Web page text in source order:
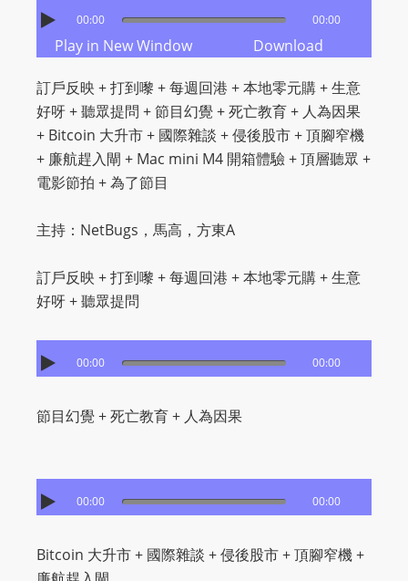
00:00 00:00
Play in New Window Download
訂戶反映 + 打到嚟 + 每週回港 + 本地零元購 + 生意
好呀 + 聽眾提問 + 節目幻覺 + 死亡教育 + 人為因果
+ Bitcoin 大升市 + 國際雜談 + 侵後股市 + 頂腳窄機
+ 廉航趕入閘 + Mac mini M4 開箱體驗 + 頂層聽眾 +
電影節拍 + 為了節目
主持：NetBugs，馬高，方東A
訂戶反映 + 打到嚟 + 每週回港 + 本地零元購 + 生意
好呀 + 聽眾提問
00:00 00:00
節目幻覺 + 死亡教育 + 人為因果
00:00 00:00
Bitcoin 大升市 + 國際雜談 + 侵後股市 + 頂腳窄機 +